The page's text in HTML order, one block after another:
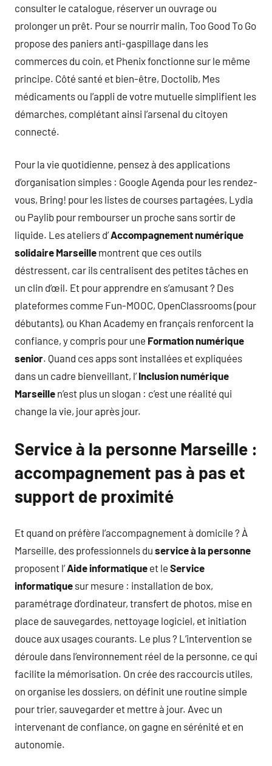
consulter le catalogue, réserver un ouvrage ou
prolonger un prêt. Pour se nourrir malin, Too Good To Go
propose des paniers anti-gaspillage dans les
commerces du coin, et Phenix fonctionne sur le même
principe. Côté santé et bien-être, Doctolib, Mes
médicaments ou l’appli de votre mutuelle simplifient les
démarches, complétant ainsi l’arsenal du citoyen
connecté.
Pour la vie quotidienne, pensez à des applications
d’organisation simples : Google Agenda pour les rendez-
vous, Bring! pour les listes de courses partagées, Lydia
ou Paylib pour rembourser un proche sans sortir de
liquide. Les ateliers d’Accompagnement numérique
solidaire Marseille montrent que ces outils
déstressent, car ils centralisent des petites tâches en
un clin d’œil. Et pour apprendre en s’amusant ? Des
plateformes comme Fun-MOOC, OpenClassrooms (pour
débutants), ou Khan Academy en français renforcent la
confiance, y compris pour une Formation numérique
senior. Quand ces apps sont installées et expliquées
dans un cadre bienveillant, l’Inclusion numérique
Marseille n’est plus un slogan : c’est une réalité qui
change la vie, jour après jour.
Service à la personne Marseille :
accompagnement pas à pas et
support de proximité
Et quand on préfère l’accompagnement à domicile ? À
Marseille, des professionnels du service à la personne
proposent l’Aide informatique et le Service
informatique sur mesure : installation de box,
paramétrage d’ordinateur, transfert de photos, mise en
place de sauvegardes, nettoyage logiciel, et initiation
douce aux usages courants. Le plus ? L’intervention se
déroule dans l’environnement réel de la personne, ce qui
facilite la mémorisation. On crée des raccourcis utiles,
on organise les dossiers, on définit une routine simple
pour trier, sauvegarder et mettre à jour. Avec un
intervenant de confiance, on gagne en sérénité et en
autonomie.